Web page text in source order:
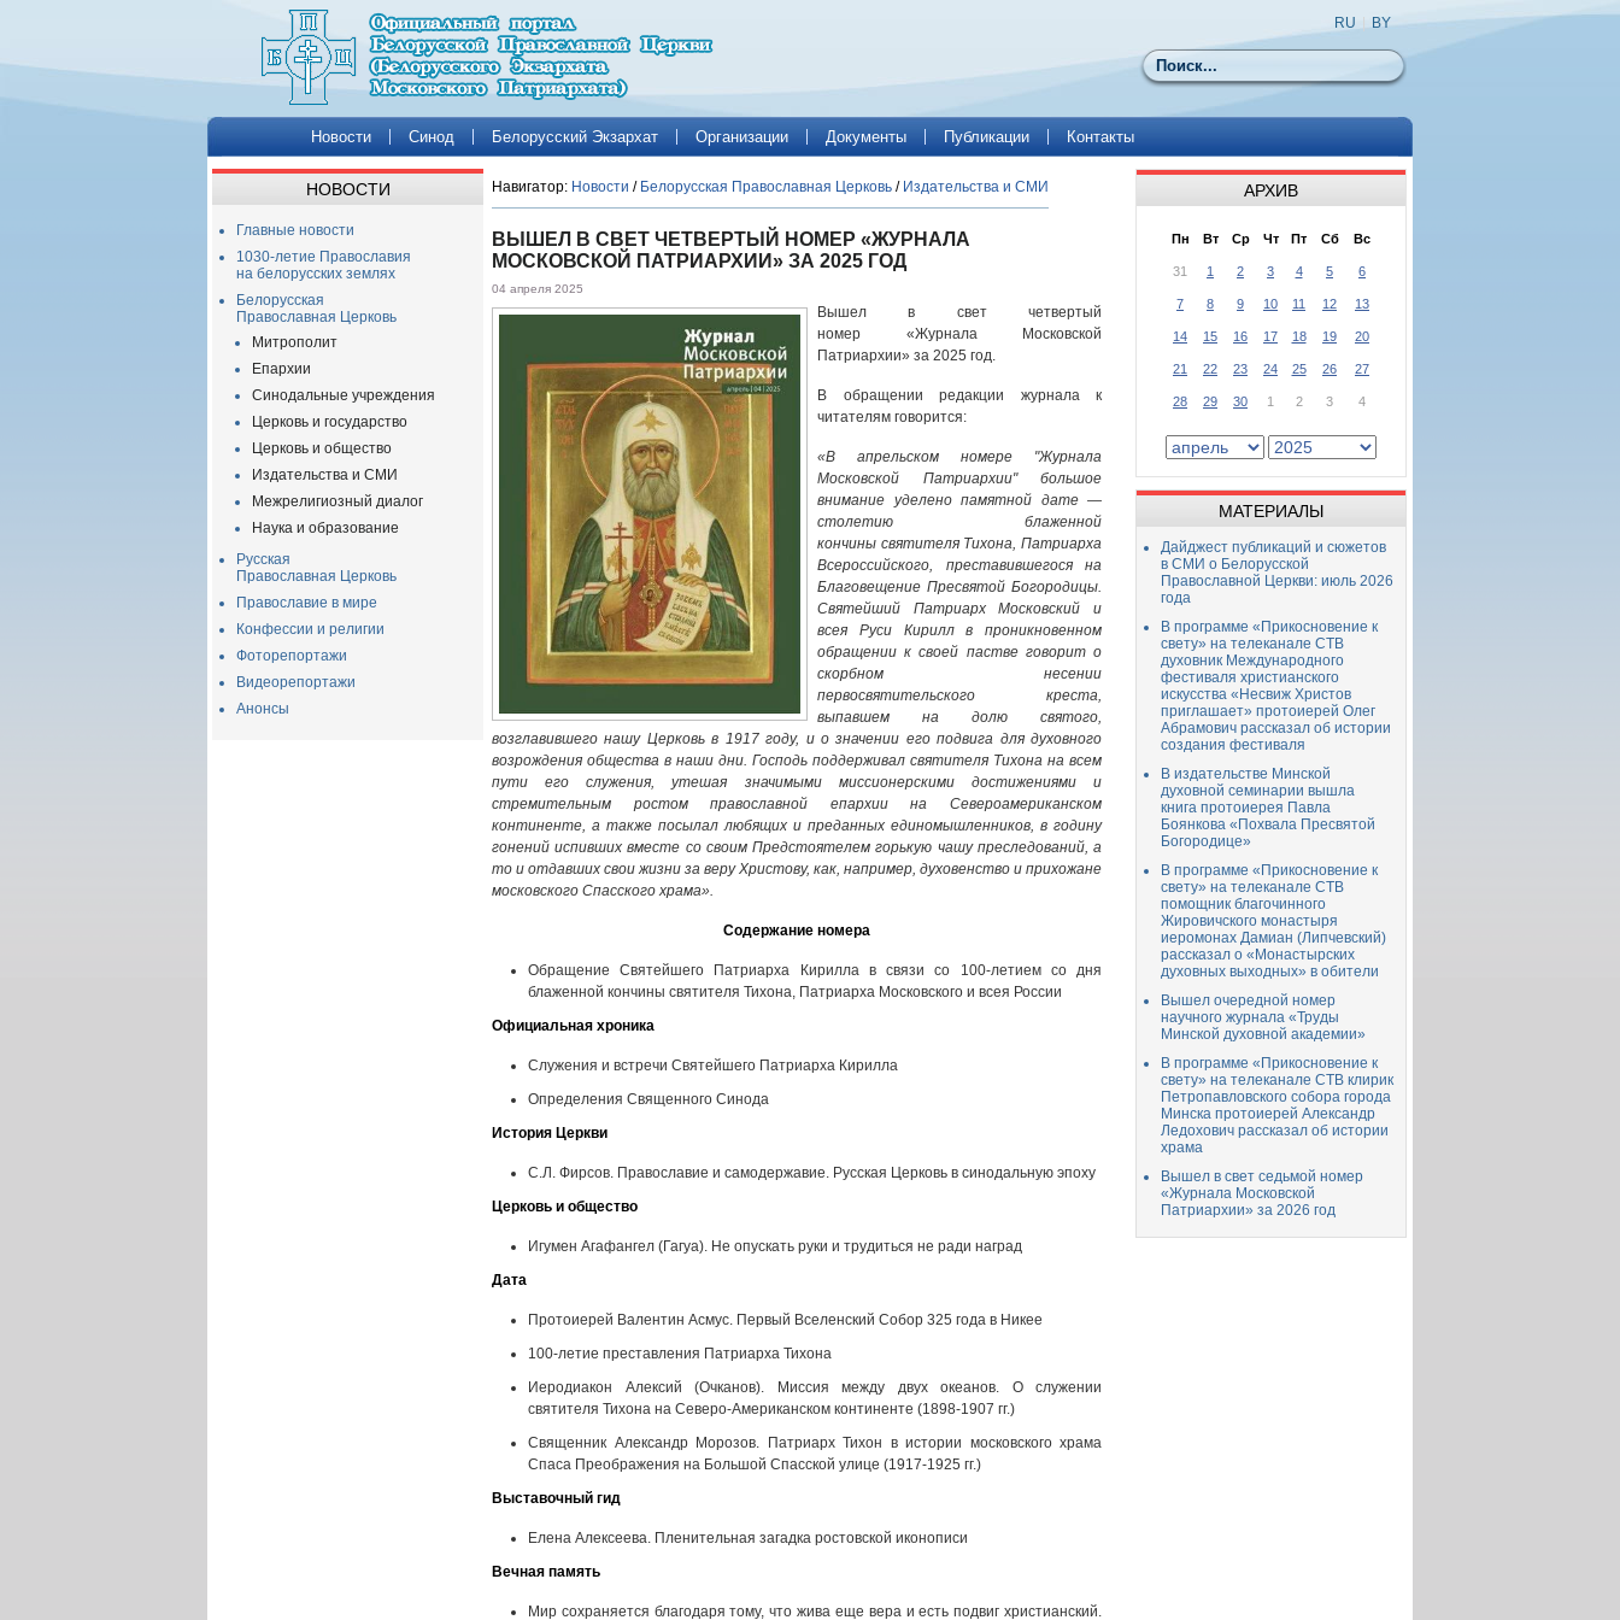
Поиск
RU BY
Новости Синод Белорусский Экзархат Организации Документы Публикации Контакты
НОВОСТИ
Главные новости
1030-летие Православия
на белорусских землях
Белорусская
Православная Церковь
Митрополит
Епархии
Синодальные учреждения
Церковь и государство
Церковь и общество
Издательства и СМИ
Межрелигиозный диалог
Наука и образование
Русская
Православная Церковь
Православие в мире
Конфессии и религии
Фоторепортажи
Видеорепортажи
Анонсы
Навигатор: Новости / Белорусская Православная Церковь / Издательства и СМИ
ВЫШЕЛ В СВЕТ ЧЕТВЕРТЫЙ НОМЕР «ЖУРНАЛА
МОСКОВСКОЙ ПАТРИАРХИИ» ЗА 2025 ГОД
04 апреля 2025
Вышел в свет четвертый
номер «Журнала Московской
Патриархии» за 2025 год.
В обращении редакции журнала к
читателям говорится:
«В апрельском номере "Журнала
Московской Патриархии" большое
внимание уделено памятной дате —
столетию блаженной
кончины святителя Тихона, Патриарха
Всероссийского, преставившегося на
Благовещение Пресвятой Богородицы.
Святейший Патриарх Московский и
всея Руси Кирилл в проникновенном
обращении к своей пастве говорит о
скорбном несении
первосвятительского креста,
выпавшем на долю святого,
возглавившего нашу Церковь в 1917 году, и о значении его подвига для духовного
возрождения общества в наши дни. Господь поддерживал святителя Тихона на всем
пути его служения, утешая значимыми миссионерскими достижениями и
стремительным ростом православной епархии на Североамериканском
континенте, а также посылал любящих и преданных единомышленников, в годину
гонений испивших вместе со своим Предстоятелем горькую чашу преследований, а
то и отдавших свои жизни за веру Христову, как, например, духовенство и прихожане
московского Спасского храма».
Содержание номера
Обращение Святейшего Патриарха Кирилла в связи со 100-летием со дня
блаженной кончины святителя Тихона, Патриарха Московского и всея России
Официальная хроника
Служения и встречи Святейшего Патриарха Кирилла
Определения Священного Синода
История Церкви
С.Л. Фирсов. Православие и самодержавие. Русская Церковь в синодальную эпоху
Церковь и общество
Игумен Агафангел (Гагуа). Не опускать руки и трудиться не ради наград
Дата
Протоиерей Валентин Асмус. Первый Вселенский Собор 325 года в Никее
100-летие преставления Патриарха Тихона
Иеродиакон Алексий (Очканов). Миссия между двух океанов. О служении
святителя Тихона на Северо-Американском континенте (1898-1907 гг.)
Священник Александр Морозов. Патриарх Тихон в истории московского храма
Спаса Преображения на Большой Спасской улице (1917-1925 гг.)
Выставочный гид
Елена Алексеева. Пленительная загадка ростовской иконописи
Вечная память
Мир сохраняется благодаря тому, что жива еще вера и есть подвиг христианский.
АРХИВ
Пн Вт Ср Чт Пт Сб Вс
31 1 2 3 4 5 6
7 8 9 10 11 12 13
14 15 16 17 18 19 20
21 22 23 24 25 26 27
28 29 30 1 2 3 4
МАТЕРИАЛЫ
Дайджест публикаций и сюжетов
в СМИ о Белорусской
Православной Церкви: июль 2026
года
В программе «Прикосновение к
свету» на телеканале СТВ
духовник Международного
фестиваля христианского
искусства «Несвиж Христов
приглашает» протоиерей Олег
Абрамович рассказал об истории
создания фестиваля
В издательстве Минской
духовной семинарии вышла
книга протоиерея Павла
Боянкова «Похвала Пресвятой
Богородице»
В программе «Прикосновение к
свету» на телеканале СТВ
помощник благочинного
Жировичского монастыря
иеромонах Дамиан (Липчевский)
рассказал о «Монастырских
духовных выходных» в обители
Вышел очередной номер
научного журнала «Труды
Минской духовной академии»
В программе «Прикосновение к
свету» на телеканале СТВ клирик
Петропавловского собора города
Минска протоиерей Александр
Ледохович рассказал об истории
храма
Вышел в свет седьмой номер
«Журнала Московской
Патриархии» за 2026 год